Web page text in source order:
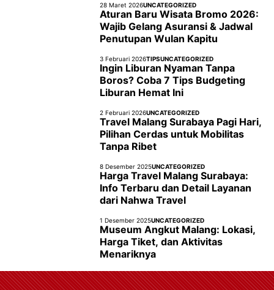
28 Maret 2026UNCATEGORIZED
Aturan Baru Wisata Bromo 2026:
Wajib Gelang Asuransi & Jadwal
Penutupan Wulan Kapitu
3 Februari 2026TIPSUNCATEGORIZED
Ingin Liburan Nyaman Tanpa
Boros? Coba 7 Tips Budgeting
Liburan Hemat Ini
2 Februari 2026UNCATEGORIZED
Travel Malang Surabaya Pagi Hari,
Pilihan Cerdas untuk Mobilitas
Tanpa Ribet
8 Desember 2025UNCATEGORIZED
Harga Travel Malang Surabaya:
Info Terbaru dan Detail Layanan
dari Nahwa Travel
1 Desember 2025UNCATEGORIZED
Museum Angkut Malang: Lokasi,
Harga Tiket, dan Aktivitas
Menariknya